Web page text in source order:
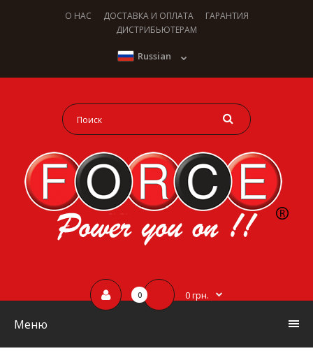
О НАС ДОСТАВКА И ОПЛАТА
ГАРАНТИЯ
ДИСТРИБЬЮТЕРАМ
Russian
0 0 грн.
Меню